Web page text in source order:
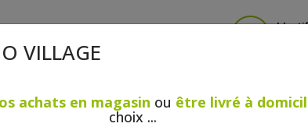
VILLAGE
achats en magasin ou être livré à
choix ...